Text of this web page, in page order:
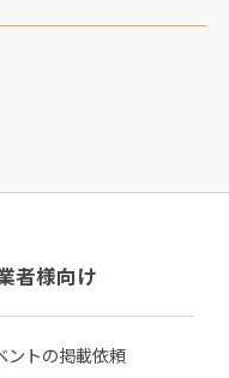
者様向け
ントの掲載依頼